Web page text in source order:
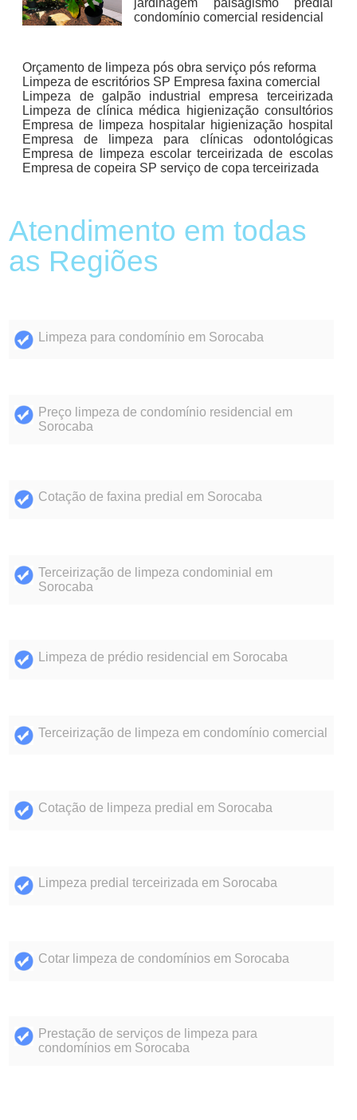
condomínio comercial residencial
Orçamento de limpeza pós obra serviço pós reforma
Limpeza de escritórios SP Empresa faxina comercial
Limpeza de galpão industrial empresa terceirizada
Limpeza de clínica médica higienização consultórios
Empresa de limpeza hospitalar higienização hospital
Empresa de limpeza para clínicas odontológicas
Empresa de limpeza escolar terceirizada de escolas
Empresa de copeira SP serviço de copa terceirizada
Atendimento em todas
as Regiões
Limpeza para condomínio em Sorocaba
Preço limpeza de condomínio residencial em
Sorocaba
Cotação de faxina predial em Sorocaba
Terceirização de limpeza condominial em
Sorocaba
Limpeza de prédio residencial em Sorocaba
Terceirização de limpeza em condomínio comercial
Cotação de limpeza predial em Sorocaba
Limpeza predial terceirizada em Sorocaba
Cotar limpeza de condomínios em Sorocaba
Prestação de serviços de limpeza para
condomínios em Sorocaba